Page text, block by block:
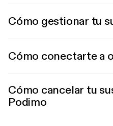
Cómo gestionar tu
Cómo conectarte a
Cómo cancelar tu
Podimo